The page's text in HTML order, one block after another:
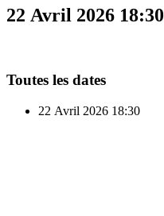
22 Avril 2026 18:30
Toutes les dates
22 Avril 2026 18:30